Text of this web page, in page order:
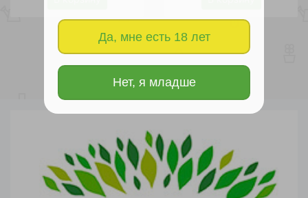
Да, мне есть 18 лет
Нет, я младше